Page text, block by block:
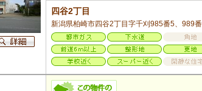
四谷2丁目
新潟県柏崎市四谷2丁目字千刈985番5、989